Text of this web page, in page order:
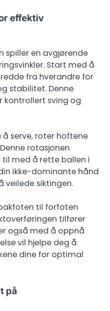
effektiv
spiller en avgjørende
Start med å
fra hverandre for
stabilitet. Denne
kontrollert sving og
serve, roter hoftene
rotasjonen
med å rette ballen i
ikke-dominante hånd
siktingen.
til forfoten
tilfører
også med å oppnå
vil hjelpe deg å
dine for optimal
på